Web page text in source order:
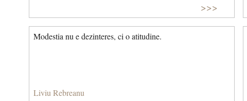
>>>
Modestia nu e dezinteres, ci o atitudine.
Liviu Rebreanu